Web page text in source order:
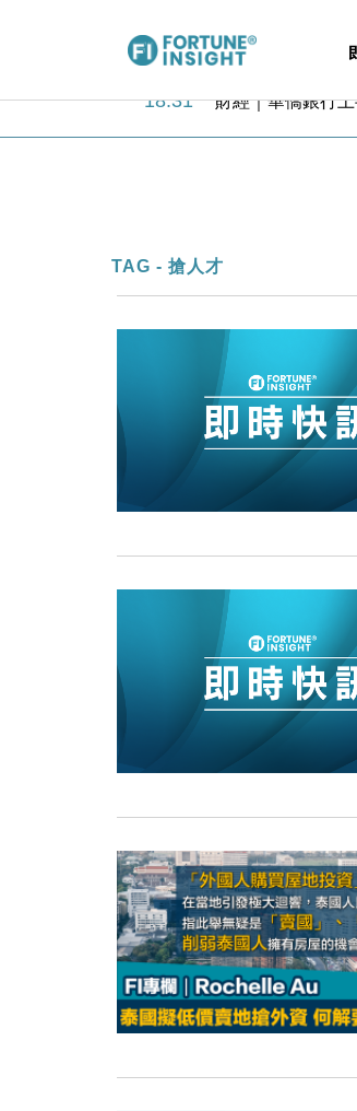
18:31
13:44 財經｜內地7月美
財經｜SA售股自
財經｜華僑銀行
財經｜滙豐上調
本地｜假冒內地
財經｜日經失守
財經｜恒隆10月
財經｜韓股反覆
12:44 財經｜日本春季
11:12 國際｜特朗普料
財經｜SA售股自
TAG - 搶人才